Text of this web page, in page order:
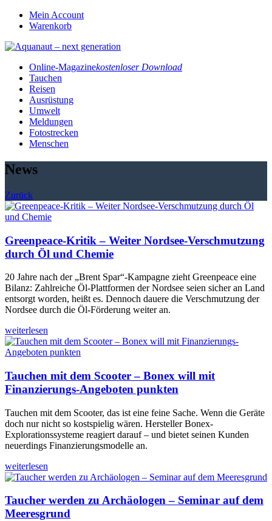
Mein Account
Warenkorb
Online-Magazinekostenloser Download
Tauchen
Reisen
Ausrüstung
Umwelt
Meldungen
Fotostrecken
Menschen
News
Zurück
Greenpeace-Kritik – Weiter Nordsee-Verschmutzung
durch Öl und Chemie
20 Jahre nach der „Brent Spar“-Kampagne zieht Greenpeace eine
Bilanz: Zahlreiche Öl-Plattformen der Nordsee seien sicher an Land
entsorgt worden, heißt es. Dennoch dauere die Verschmutzung der
Nordsee durch die Öl-Förderung weiter an.
weiterlesen
Tauchen mit dem Scooter – Bonex will mit
Finanzierungs-Angeboten punkten
Tauchen mit dem Scooter, das ist eine feine Sache. Wenn die Geräte
doch nur nicht so kostspielig wären. Hersteller Bonex-
Explorationssysteme reagiert darauf – und bietet seinen Kunden
neuerdings Finanzierungsmodelle an.
weiterlesen
Taucher werden zu Archäologen – Seminar auf dem
Meeresgrund